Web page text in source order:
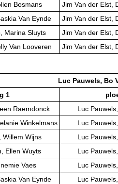
Bosmans
Jim Van der Elst,
Van Eynde
Jim Van der Elst,
Marina Sluyts
Jim Van der Elst,
Van Looveren Jim Van der Elst,
Luc Pauwels, Bo
1
Raemdonck
Luc
Winkelmans
Luc
Willem Wijns
Luc
Ellen Wuyts
Luc
Vaes
Luc
Van Eynde
Luc